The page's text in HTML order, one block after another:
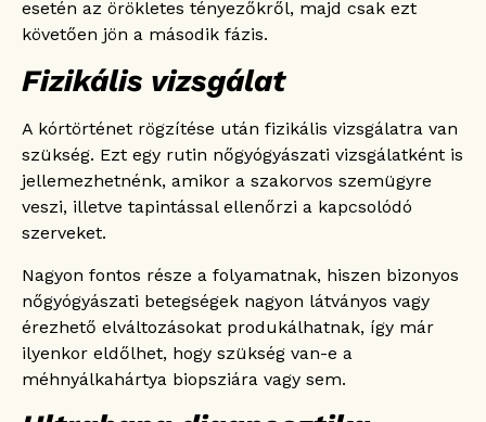
esetén az örökletes tényezőkről, majd csak ezt
követően jön a második fázis.
Fizikális vizsgálat
A kórtörténet rögzítése után fizikális vizsgálatra van
szükség. Ezt egy rutin nőgyógyászati vizsgálatként is
jellemezhetnénk, amikor a szakorvos szemügyre
veszi, illetve tapintással ellenőrzi a kapcsolódó
szerveket.
Nagyon fontos része a folyamatnak, hiszen bizonyos
nőgyógyászati betegségek nagyon látványos vagy
érezhető elváltozásokat produkálhatnak, így már
ilyenkor eldőlhet, hogy szükség van-e a
méhnyálkahártya biopsziára vagy sem.